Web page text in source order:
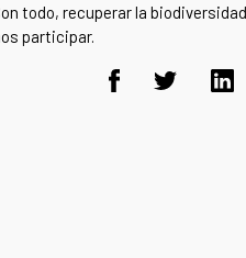
todo, recuperar la
participar.